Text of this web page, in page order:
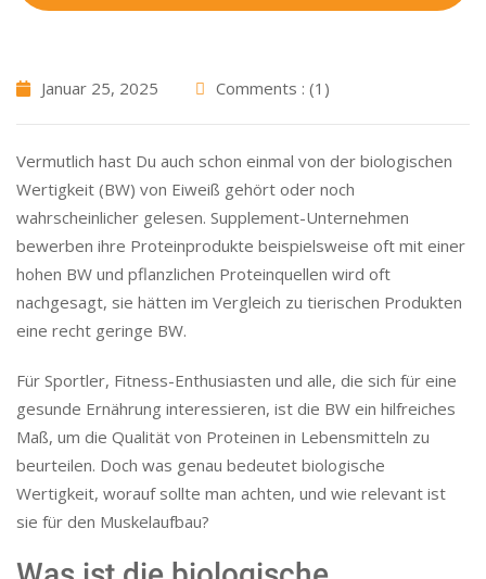
Januar 25, 2025 Comments : (1)
Vermutlich hast Du auch schon einmal von der biologischen
Wertigkeit (BW) von Eiweiß gehört oder noch
wahrscheinlicher gelesen. Supplement-Unternehmen
bewerben ihre Proteinprodukte beispielsweise oft mit einer
hohen BW und pflanzlichen Proteinquellen wird oft
nachgesagt, sie hätten im Vergleich zu tierischen Produkten
eine recht geringe BW.
Für Sportler, Fitness-Enthusiasten und alle, die sich für eine
gesunde Ernährung interessieren, ist die BW ein hilfreiches
Maß, um die Qualität von Proteinen in Lebensmitteln zu
beurteilen. Doch was genau bedeutet biologische
Wertigkeit, worauf sollte man achten, und wie relevant ist
sie für den Muskelaufbau?